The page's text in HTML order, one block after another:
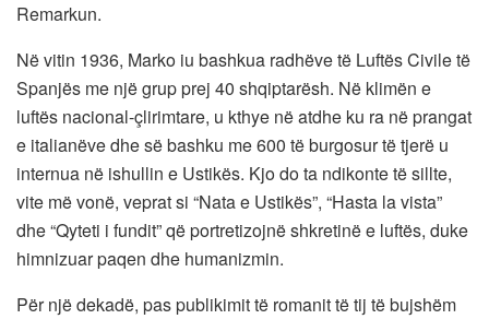
Remarkun.
Në vitin 1936, Marko iu bashkua radhëve të Luftës Civile të
Spanjës me një grup prej 40 shqiptarësh. Në klimën e
luftës nacional-çlirimtare, u kthye në atdhe ku ra në prangat
e italianëve dhe së bashku me 600 të burgosur të tjerë u
internua në ishullin e Ustikës. Kjo do ta ndikonte të sillte,
vite më vonë, veprat si “Nata e Ustikës”, “Hasta la vista”
dhe “Qyteti i fundit” që portretizojnë shkretinë e luftës, duke
himnizuar paqen dhe humanizmin.
Për një dekadë, pas publikimit të romanit të tij të bujshëm